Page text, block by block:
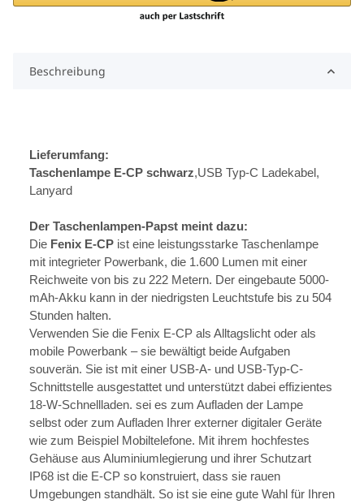
Beschreibung
Lieferumfang:
Taschenlampe E-CP schwarz,USB Typ-C Ladekabel,
Lanyard
Der Taschenlampen-Papst meint dazu:
Die Fenix E-CP ist eine leistungsstarke Taschenlampe
mit integrieter Powerbank, die 1.600 Lumen mit einer
Reichweite von bis zu 222 Metern. Der eingebaute 5000-
mAh-Akku kann in der niedrigsten Leuchtstufe bis zu 504
Stunden halten.
Verwenden Sie die Fenix E-CP als Alltagslicht oder als
mobile Powerbank – sie bewältigt beide Aufgaben
souverän. Sie ist mit einer USB-A- und USB-Typ-C-
Schnittstelle ausgestattet und unterstützt dabei effizientes
18-W-Schnellladen. sei es zum Aufladen der Lampe
selbst oder zum Aufladen Ihrer externer digitaler Geräte
wie zum Beispiel Mobiltelefone. Mit ihrem hochfestes
Gehäuse aus Aluminiumlegierung und ihrer Schutzart
IP68 ist die E-CP so konstruiert, dass sie rauen
Umgebungen standhält. So ist sie eine gute Wahl für Ihren